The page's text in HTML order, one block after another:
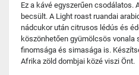
Ez a kávé egyszerűen csodálatos.
becsült. A Light roast ruandai
nádcukor után citrusos lédús és
köszönhetően gyümölcsös vonala
finomsága és simasága is.
Afrika zöld dombjai közé viszi Önt.